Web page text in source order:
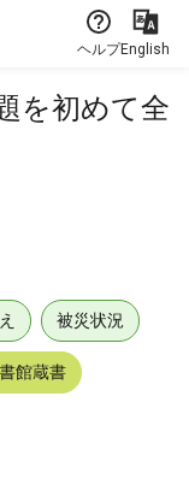
ヘルプEnglish
を初めて全
被災状況
館蔵書